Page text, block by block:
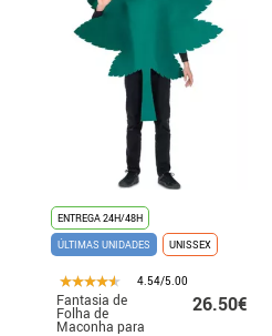
ENTREGA 24H/48H
ÚLTIMAS UNIDADES
UNISSEX
4.54/5.00
Fantasia de
Folha de
Maconha para
26.50€